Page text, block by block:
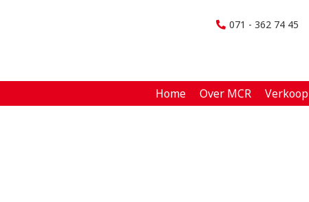
071 - 362 74 45
Home Over MCR Verkoop